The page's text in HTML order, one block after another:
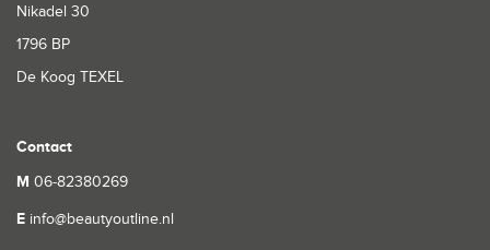
Nikadel 30
1796 BP
De Koog TEXEL
Contact
M 06-82380269
E info@beautyoutline.nl